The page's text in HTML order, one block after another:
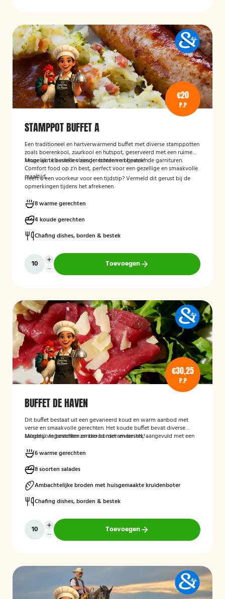
€20
P.P
STAMPPOT BUFFET A
Een traditioneel en hartverwarmend buffet met diverse stamppotten
zoals boerenkool, zuurkool en hutspot, geserveerd met een ruime
keuze aan klassieke vleesgerechten en bijpassende garnituren.
Comfort food op z’n best, perfect voor een gezellige en smaakvolle
maaltijd.
Mogelijk te bestellen zonder borden en bestek!
Heeft u een voorkeur voor een tijdstip? Vermeld dit gerust bij de
opmerkingen tijdens het afrekenen.
8 warme gerechten
4 koude gerechten
Chafing dishes, borden & bestek
Toevoegen
€30,25
P.P
BUFFET DE HAVEN
Dit buffet bestaat uit een gevarieerd koud en warm aanbod met
verse en smaakvolle gerechten. Het koude buffet bevat diverse
salades, visgerechten en brood met smeersels, aangevuld met een
zoals eendenborst, gamba’s, biefstukreepjes en buikspek,
geserveerd met bijgerechten zoals gewokte groenten en
aardappeltjes.
Mogelijk te bestellen zonder borden en bestek!
6 warme gerechten
8 soorten salades
Ambachtelijke broden met huisgemaakte kruidenboter
Chafing dishes, borden & bestek
Toevoegen